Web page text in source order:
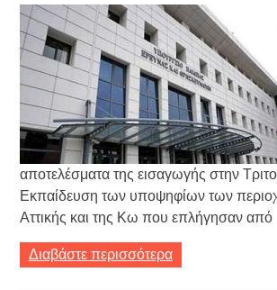
αποτελέσματα της εισαγωγής στην
Εκπαίδευση των υποψηφίων των
Αττικής και της Κω που επλήγησαν από
Διαβάστε περισσότερα